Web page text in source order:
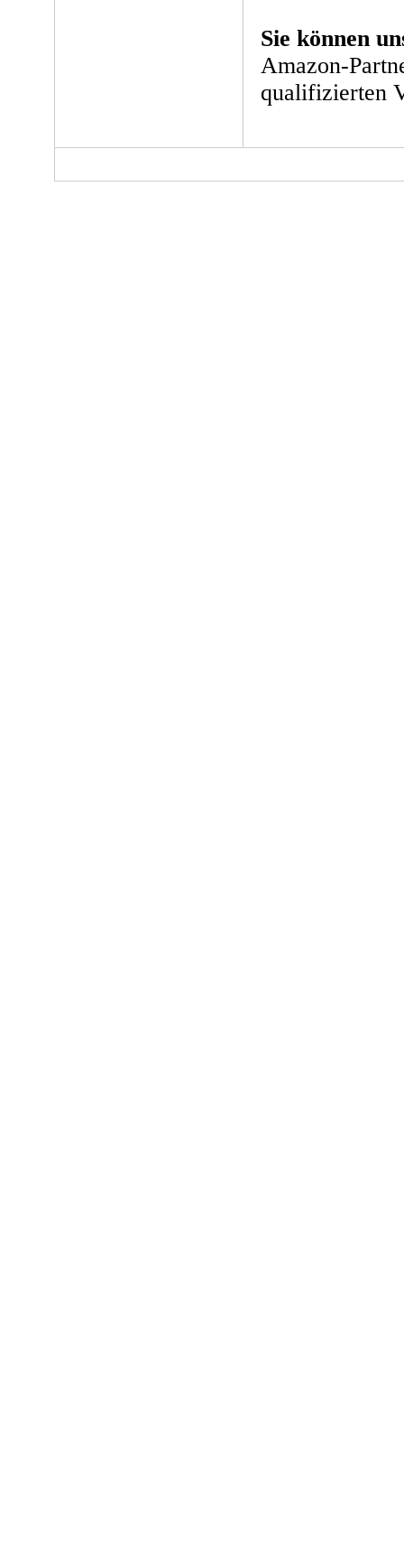
Sie können
Amazon-
qualifizierten